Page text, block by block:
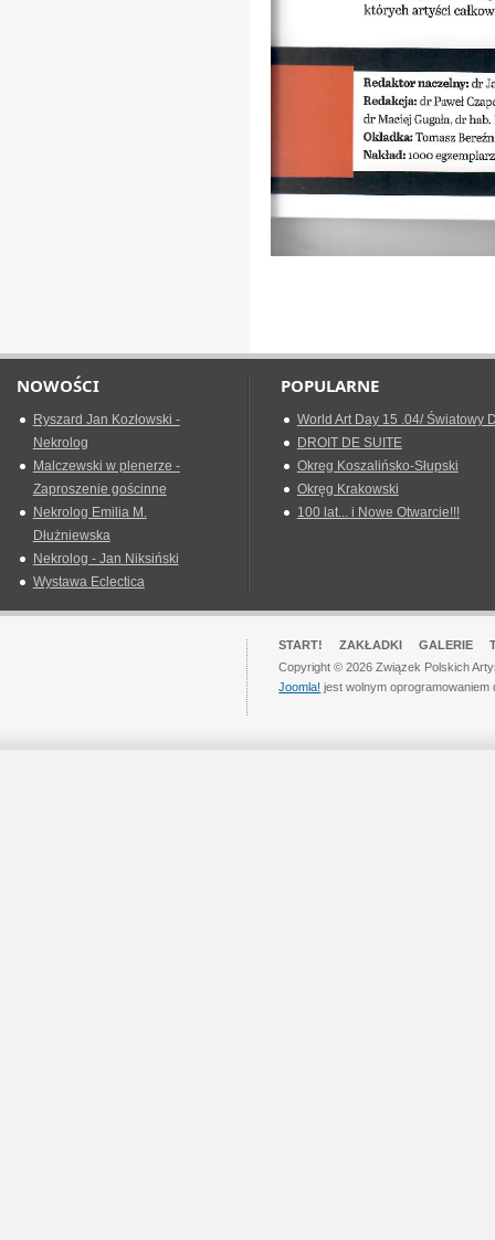
NOWOŚCI
Ryszard Jan Kozłowski -
Nekrolog
Malczewski w plenerze -
Zaproszenie gościnne
Nekrolog Emilia M.
Dłużniewska
Nekrolog - Jan Niksiński
Wystawa Eclectica
POPULARNE
World Art Day 15 .04/ Światowy
DROIT DE SUITE
Okreg Koszalińsko-Słupski
Okręg Krakowski
100 lat... i Nowe Otwarcie!!!
START! ZAKŁADKI GALERIE
Copyright © 2026 Związek Polskich
Joomla! jest wolnym